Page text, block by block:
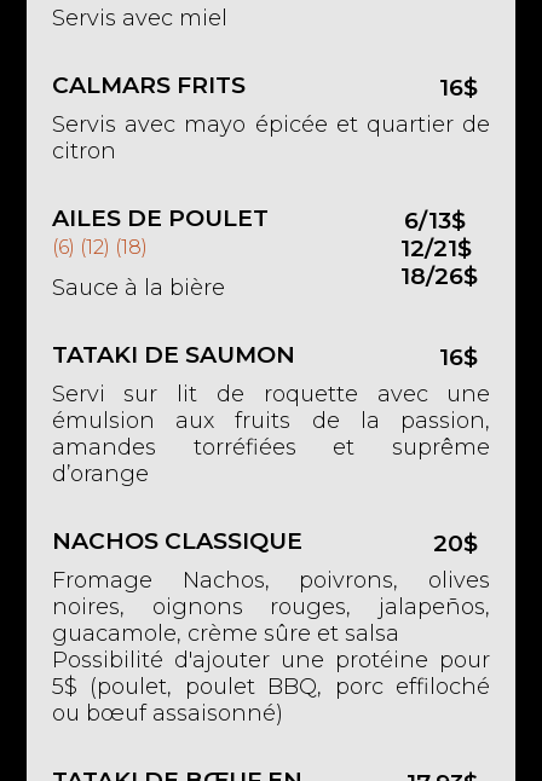
Servis avec miel
CALMARS FRITS
Servis avec mayo épicée et quartier de
citron
16$
AILES DE POULET
(6) (12) (18)
Sauce à la bière
6/13$
12/21$
18/26$
TATAKI DE SAUMON
Servi sur lit de roquette avec une
émulsion aux fruits de la passion,
amandes torréfiées et suprême
d’orange
16$
NACHOS CLASSIQUE
Fromage Nachos, poivrons, olives
noires, oignons rouges, jalapeños,
guacamole, crème sûre et salsa
Possibilité d'ajouter une protéine pour
5$ (poulet, poulet BBQ, porc effiloché
ou bœuf assaisonné)
20$